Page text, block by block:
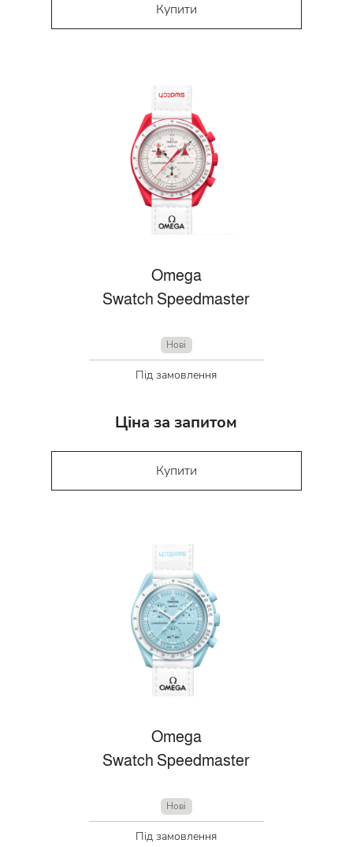
Купити
Omega
Swatch Speedmaster
Нові
Під замовлення
Ціна за запитом
Купити
Omega
Swatch Speedmaster
Нові
Під замовлення